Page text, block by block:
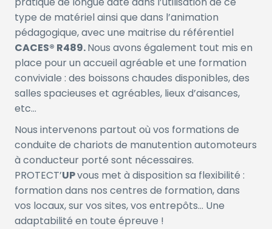
type de matériel ainsi que dans l’animation
pédagogique, avec une maitrise du référentiel
CACES® R489.Nous avons également tout mis en
place pour un accueil agréable et une formation
conviviale : des boissons chaudes disponibles, des
salles spacieuses et agréables, lieux d’aisances,
etc…
Nous intervenons partout où vos formations de
conduite de chariots de manutention automoteurs
à conducteur porté sont nécessaires.
PROTECT’UPvous met à disposition sa flexibilité :
formation dans nos centres de formation, dans
vos locaux, sur vos sites, vos entrepôts… Une
adaptabilité en toute épreuve !